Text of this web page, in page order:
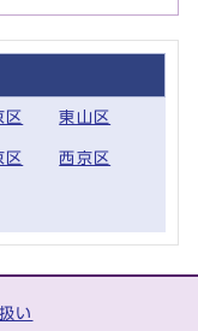
区 東山区
区 西京区
い